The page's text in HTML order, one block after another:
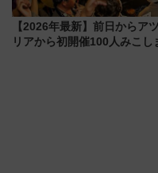
【2026年最新】前日からア
リアから初開催100人みこし